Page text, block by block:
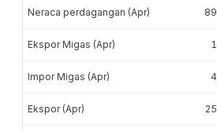
Neraca perdagangan (Apr)
Ekspor Migas (Apr)
Impor Migas (Apr)
Ekspor (Apr)